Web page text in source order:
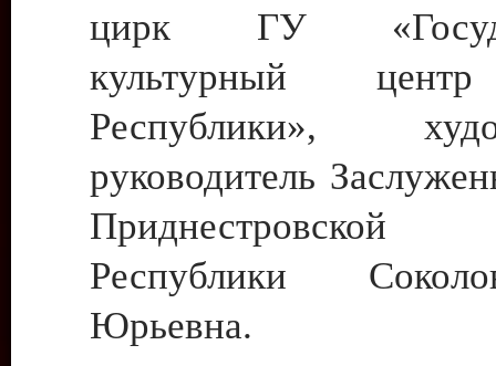
цирк ГУ
культурный
Республики»,
руководитель
Приднестровской
Республики
Юрьевна.